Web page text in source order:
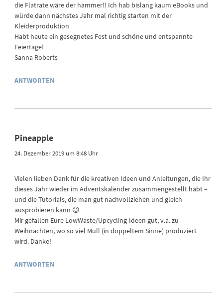
die Flatrate wäre der hammer!! Ich hab bislang kaum eBooks und
würde dann nächstes Jahr mal richtig starten mit der
Kleiderproduktion
Habt heute ein gesegnetes Fest und schöne und entspannte
Feiertage!
Sanna Roberts
ANTWORTEN
Pineapple
24. Dezember 2019 um 8:48 Uhr
Vielen lieben Dank für die kreativen Ideen und Anleitungen, die Ihr
dieses Jahr wieder im Adventskalender zusammengestellt habt –
und die Tutorials, die man gut nachvollziehen und gleich
ausprobieren kann 😉
Mir gefallen Eure LowWaste/Upcycling-Ideen gut, v.a. zu
Weihnachten, wo so viel Müll (in doppeltem Sinne) produziert
wird. Danke!
ANTWORTEN